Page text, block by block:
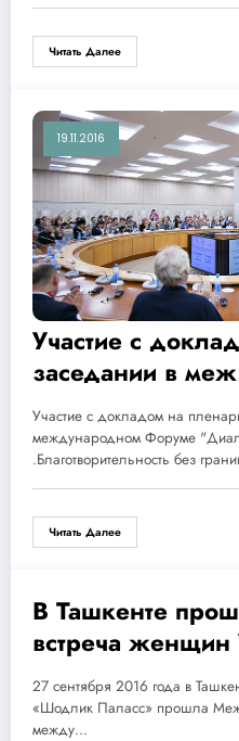
Читать Далее
19.11.2016
Участие с
заседании в
Форуме
,17-18 ноября
Участие с докладом на
международном Форуме
.Благотворительность без
Читать Далее
28.09.2016
В Ташкенте
встреча женщин
Южной Кореи
27 сентября 2016 года в
«Шодлик Паласс» прошла
между…